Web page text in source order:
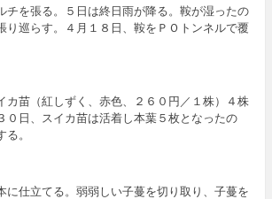
チを張る。５日は終日雨が降る。鞍が湿ったの
り巡らす。４月１８日、鞍をＰＯトンネルで覆
カ苗（紅しずく、赤色、２６０円／１株）４株
０日、スイカ苗は活着し本葉５枚となったの
。
に仕立てる。弱弱しい子蔓を切り取り、子蔓を